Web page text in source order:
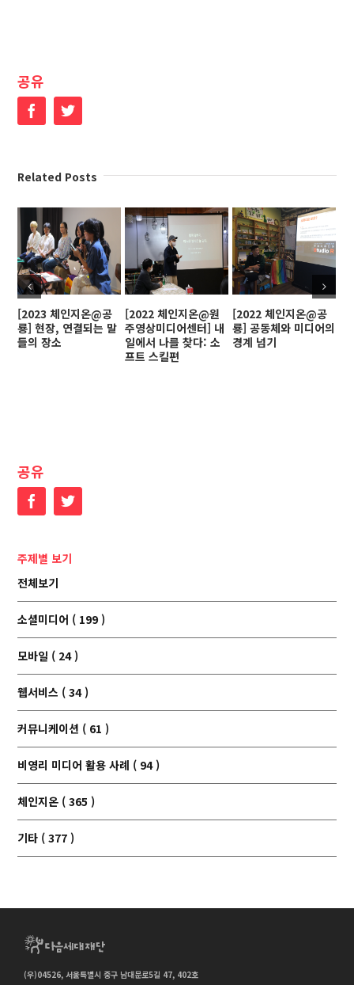
공유
FacebookTwitter
Related Posts
[2023 체인지온@공
룡] 현장, 연결되는 말
들의 장소
[2022 체인지온@원
주영상미디어센터] 내
일에서 나를 찾다: 소
프트 스킬편
[2022 체인지온@공
룡] 공동체와 미디어의
경계 넘기
공유
FacebookTwitter
주제별 보기
전체보기
소셜미디어 ( 199 )
모바일 ( 24 )
웹서비스 ( 34 )
커뮤니케이션 ( 61 )
비영리 미디어 활용 사례 ( 94 )
체인지온 ( 365 )
기타 ( 377 )
(우)04526, 서울특별시 중구 남대문로5길 47, 402호